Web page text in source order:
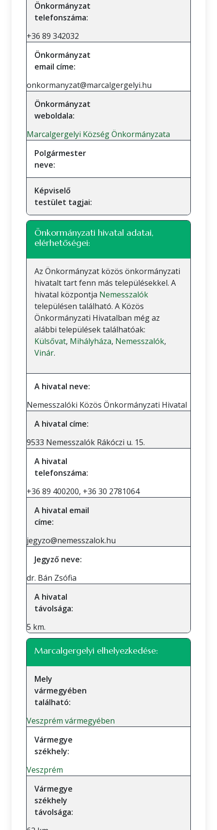
Önkormányzat
telefonszáma:
+36 89 342032
Önkormányzat
email címe:
onkormanyzat@marcalgergelyi.hu
Önkormányzat
weboldala:
Marcalgergelyi Község Önkormányzata
Polgármester
neve:
Képviselő
testület tagjai:
Önkormányzati hivatal adatai,
elérhetőségei:
Az Önkormányzat közös önkormányzati
hivatalt tart fenn más településekkel. A
hivatal központja Nemesszalók
településen található. A Közös
Önkormányzati Hivatalban még az
alábbi települések találhatóak:
Külsővat, Mihályháza, Nemesszalók,
Vinár.
A hivatal neve:
Nemesszalóki Közös Önkormányzati Hivatal
A hivatal címe:
9533 Nemesszalók Rákóczi u. 15.
A hivatal
telefonszáma:
+36 89 400200, +36 30 2781064
A hivatal email
címe:
jegyzo@nemesszalok.hu
Jegyző neve:
dr. Bán Zsófia
A hivatal
távolsága:
5 km.
Marcalgergelyi elhelyezkedése:
Mely
vármegyében
található:
Veszprém vármegyében
Vármegye
székhely:
Veszprém
Vármegye
székhely
távolsága: